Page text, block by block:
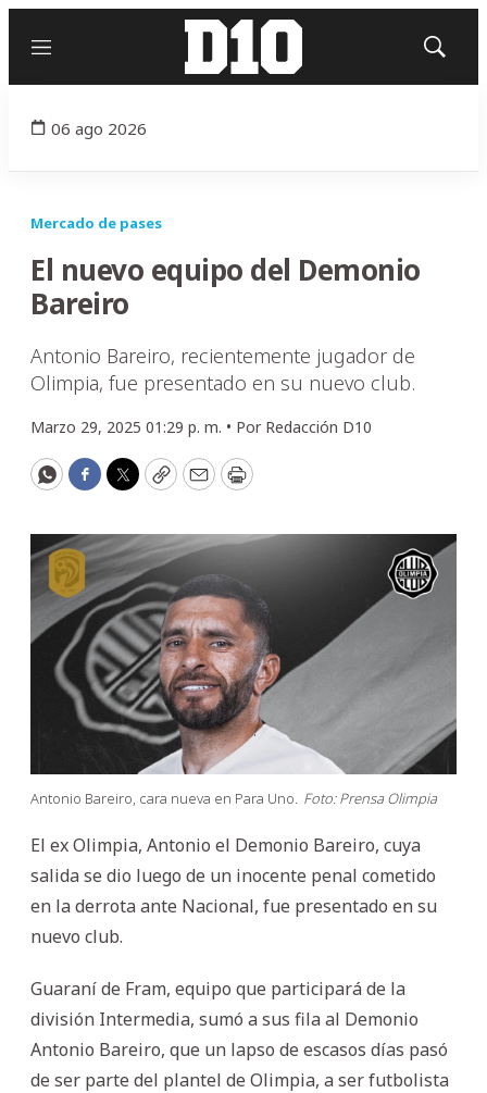
Menú
Mostrar
06 ago 2026
Mercado de pases
El nuevo equipo del Demonio
Bareiro
Antonio Bareiro, recientemente jugador de
Olimpia, fue presentado en su nuevo club.
Marzo 29, 2025 01:29 p. m. • Por Redacción D10
WhatsApp
Facebook
Twitter
CopyEmailPrint
Antonio Bareiro, cara nueva en Para Uno. Foto: Prensa Olimpia
El ex Olimpia, Antonio el Demonio Bareiro, cuya
salida se dio luego de un inocente penal cometido
en la derrota ante Nacional, fue presentado en su
nuevo club.
Guaraní de Fram, equipo que participará de la
división Intermedia, sumó a sus fila al Demonio
Antonio Bareiro, que un lapso de escasos días pasó
de ser parte del plantel de Olimpia, a ser futbolista